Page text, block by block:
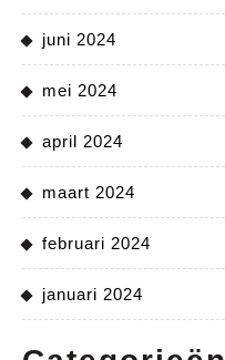
juni 2024
mei 2024
april 2024
maart 2024
februari 2024
januari 2024